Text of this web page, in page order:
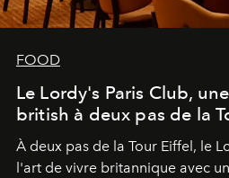
FOOD
Le Lordy's Paris Club,
british à deux pas de la
À deux pas de la Tour Eiffel, le
l'art de vivre britannique avec